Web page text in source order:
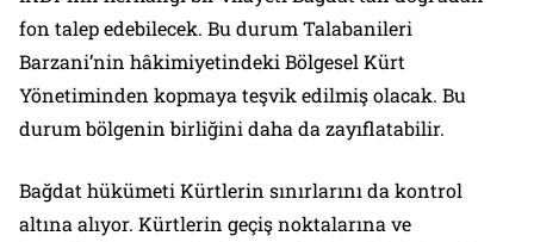
fon talep edebilecek. Bu durum Talabanileri
Barzani’nin hâkimiyetindeki Bölgesel Kürt
Yönetiminden kopmaya teşvik edilmiş olacak. Bu
durum bölgenin birliğini daha da zayıflatabilir.
Bağdat hükümeti Kürtlerin sınırlarını da kontrol
altına alıyor. Kürtlerin geçiş noktalarına ve